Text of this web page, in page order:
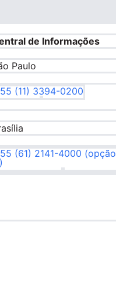
de Informações
Paulo
(11) 3394-0200
(61) 2141-4000 (opção